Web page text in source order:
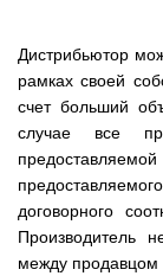
Дистрибьютор
рамках своей
счет больший
случае все
договорного
Производитель
между продавцом